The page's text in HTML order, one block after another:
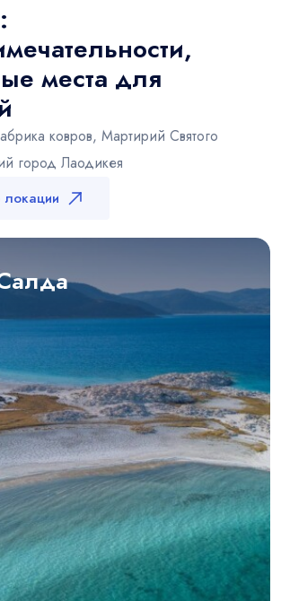
места для
ковров, Мартирий Святого
город Лаодикея
локации